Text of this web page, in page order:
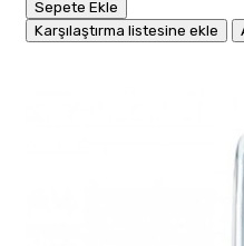
Sepete Ekle
Karşılaştırma listesine ekle